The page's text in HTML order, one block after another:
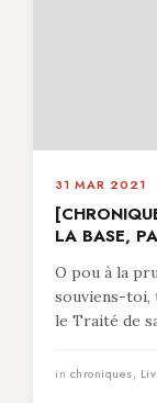
31 MAR 2021
LA BASE,
O pou à la
souviens-toi,
le Traité de
in chroniques,